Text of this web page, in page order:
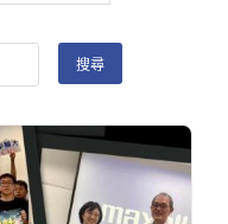
Open